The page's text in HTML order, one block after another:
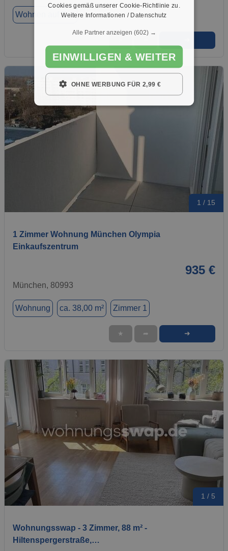
Wohnen auf Zeit
1 / 15
1 Zimmer Wohnung München Olympia
Einkaufszentrum
935 €
München, 80993
Wohnung ca. 38,00 m² Zimmer 1
★ ➦ ➜
1 / 5
Wohnungsswap - 3 Zimmer, 88 m² -
Hiltenspergerstraße,…
Cookies gemäß unserer Cookie-Richtlinie zu.
Weitere Informationen / Datenschutz
Alle Partner anzeigen (602) →
EINWILLIGEN & WEITER
OHNE WERBUNG FÜR 2,99 €